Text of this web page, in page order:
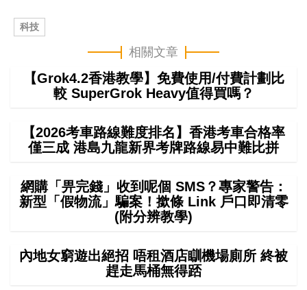
科技
相關文章
【Grok4.2香港教學】免費使用/付費計劃比
較 SuperGrok Heavy值得買嗎？
【2026考車路線難度排名】香港考車合格率
僅三成 港島九龍新界考牌路線易中難比拼
網購「畀完錢」收到呢個 SMS？專家警告：
新型「假物流」騙案！撳條 Link 戶口即清零
(附分辨教學)
內地女窮遊出絕招 唔租酒店瞓機場廁所 終被
趕走馬桶無得踎